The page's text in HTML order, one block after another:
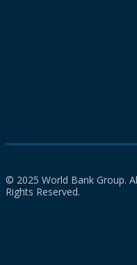
© 2025 World Bank Group.
Rights Reserved.